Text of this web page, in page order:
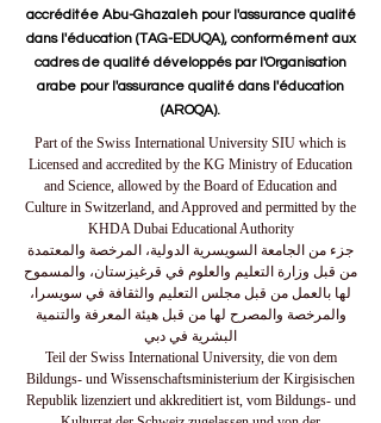
accréditée Abu-Ghazaleh pour l'assurance qualité
dans l'éducation (TAG-EDUQA), conformément aux
cadres de qualité développés par l'Organisation
arabe pour l'assurance qualité dans l'éducation
(AROQA).
Part of the Swiss International University SIU which is
Licensed and accredited by the KG Ministry of Education
and Science, allowed by the Board of Education and
Culture in Switzerland, and Approved and permitted by the
KHDA Dubai Educational Authority
جزء من الجامعة السويسرية الدولية، المرخصة والمعتمدة
من قبل وزارة التعليم والعلوم في قرغيزستان، والمسموح
لها بالعمل من قبل مجلس التعليم والثقافة في سويسرا،
والمرخصة والمصرح لها من قبل هيئة المعرفة والتنمية
البشرية في دبي
Teil der Swiss International University, die von dem
Bildungs- und Wissenschaftsministerium der Kirgisischen
Republik lizenziert und akkreditiert ist, vom Bildungs- und